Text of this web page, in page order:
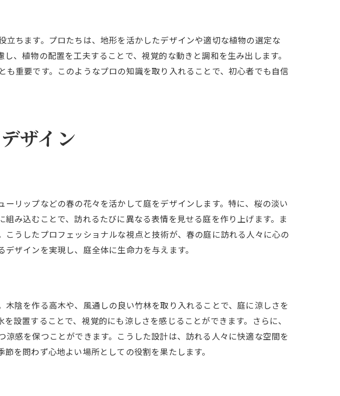
町の庭造りのヒント
の植物リスト
秘訣
の注意点
を重視した庭造り
るメリット
ちます。プロたちは、地形を活かしたデザインや適切な植物の選定な
、植物の配置を工夫することで、視覚的な動きと調和を生み出します。
重要です。このようなプロの知識を取り入れることで、初心者でも自信
ザイン
リップなどの春の花々を活かして庭をデザインします。特に、桜の淡い
み込むことで、訪れるたびに異なる表情を見せる庭を作り上げます。ま
うしたプロフェッショナルな視点と技術が、春の庭に訪れる人々に心の
ザインを実現し、庭全体に生命力を与えます。
陰を作る高木や、風通しの良い竹林を取り入れることで、庭に涼しさを
設置することで、視覚的にも涼しさを感じることができます。さらに、
感を保つことができます。こうした設計は、訪れる人々に快適な空間を
を問わず心地よい場所としての役割を果たします。